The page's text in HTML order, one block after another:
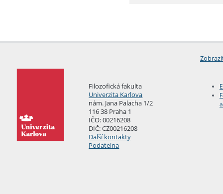
Filozofická fakulta
Univerzita Karlova
nám. Jana Palacha 1/2
116 38 Praha 1
IČO: 00216208
DIČ: CZ00216208
Další kontakty
Podatelna